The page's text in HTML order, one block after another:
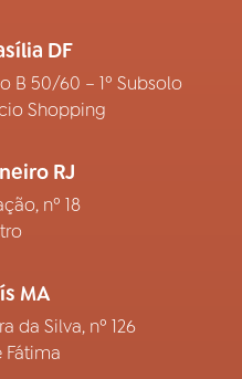
DF
B 50/60 – 1º Subsolo
Shopping
RJ
nº 18
MA
da Silva, nº 126
Fátima